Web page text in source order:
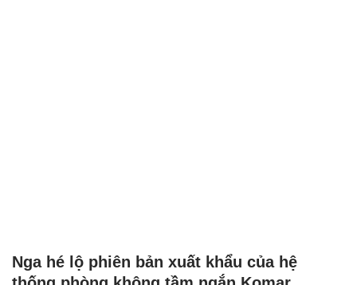
Nga hé lộ phiên bản xuất khẩu của hệ